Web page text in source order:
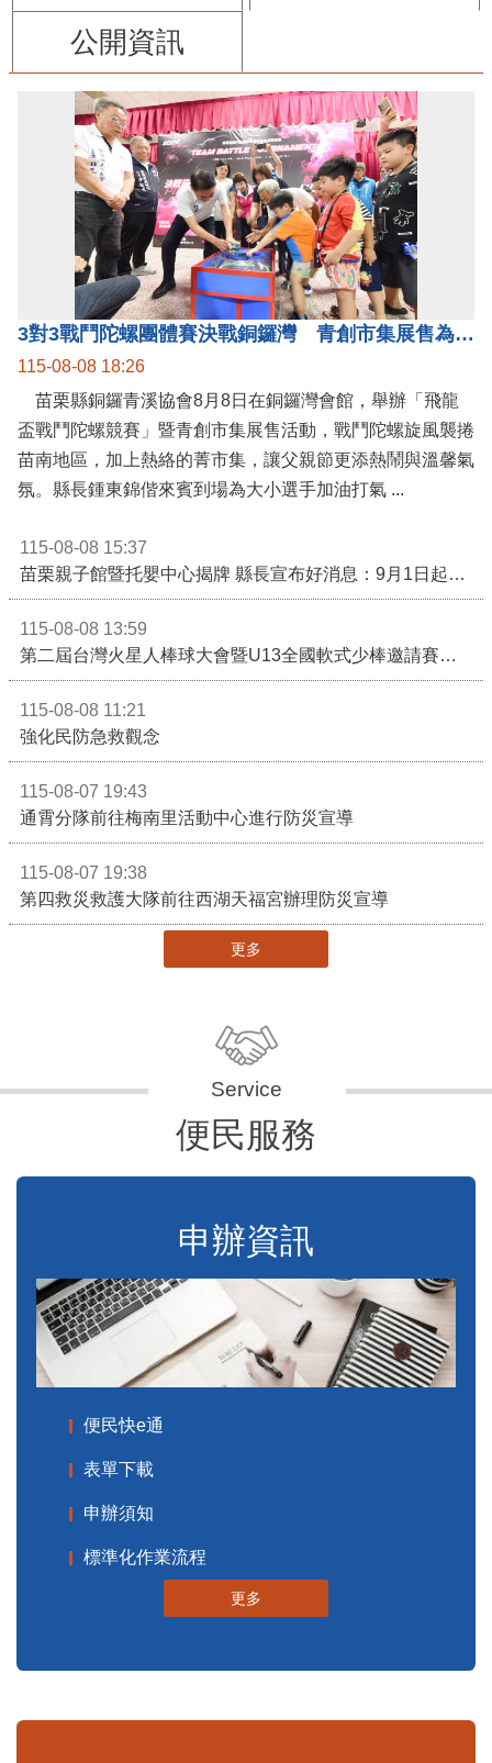
公開資訊
3對3戰鬥陀螺團體賽決戰銅鑼灣 青創市集展售為父親節增添繽紛
115-08-08 18:26
苗栗縣銅鑼青溪協會8月8日在銅鑼灣會館，舉辦「飛龍
盃戰鬥陀螺競賽」暨青創市集展售活動，戰鬥陀螺旋風襲捲
苗南地區，加上熱絡的菁市集，讓父親節更添熱鬧與溫馨氣
氛。縣長鍾東錦偕來賓到場為大小選手加油打氣 ...
115-08-08 15:37
苗栗親子館暨托嬰中心揭牌 縣長宣布好消息：9月1日起調降臨時托嬰費用
115-08-08 13:59
第二屆台灣火星人棒球大會暨U13全國軟式少棒邀請賽在苗栗舉辦
115-08-08 11:21
強化民防急救觀念
115-08-07 19:43
通霄分隊前往梅南里活動中心進行防災宣導
115-08-07 19:38
第四救災救護大隊前往西湖天福宮辦理防災宣導
更多
便民服務
申辦資訊
便民快e通
表單下載
申辦須知
標準化作業流程
更多